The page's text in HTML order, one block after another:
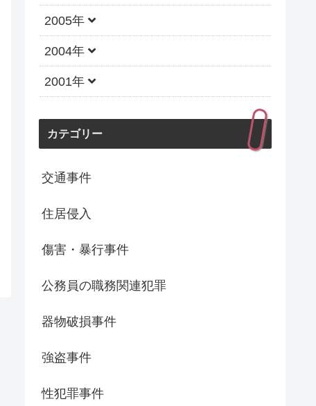
2005年
2004年
2001年
カテゴリー
交通事件
住居侵入
傷害・暴行事件
公務員の職務関連犯罪
器物破損事件
強盗事件
性犯罪事件